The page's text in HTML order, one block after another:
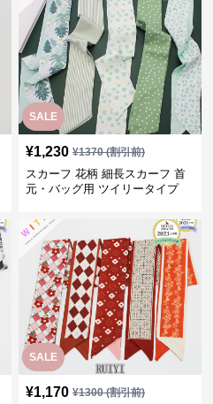
SALE
¥1,230 ¥1370(割引前)
スカーフ 花柄 細長スカーフ 首
元・バッグ用 ツイリータイプ
SALE
¥1,170 ¥1300(割引前)